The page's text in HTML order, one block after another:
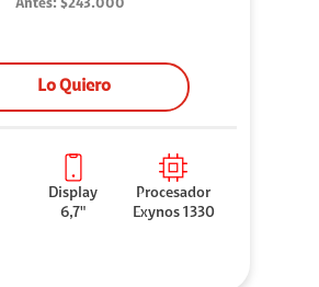
Antes: $243.000
Lo Quiero
Display
6,7"
Procesador
Exynos 1330